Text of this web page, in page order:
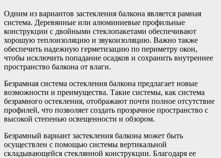
Одним из вариантов застекления балкона является рамная
система. Деревянные или алюминиевые профильные
конструкции с двойными стеклопакетами обеспечивают
хорошую теплоизоляцию и звукоизоляцию. Важно также
обеспечить надежную герметизацию по периметру окон,
чтобы исключить попадание осадков и сохранить внутреннее
пространство балкона от влаги.
Безрамная система остекления балкона предлагает новые
возможности и преимущества. Такие системы, как система
безрамного остекления, отображают почти полное отсутствие
профилей, что позволяет создать прозрачное пространство с
высокой степенью освещенности и обзором.
Безрамный вариант застекления балкона может быть
осуществлен с помощью системы вертикальной
складывающейся стеклянной конструкции. Благодаря ее